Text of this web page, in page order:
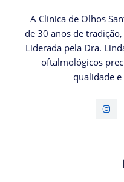
A Clínica de Olhos
de 30 anos de
Liderada pela Dra.
oftalmológicos
qualidade e